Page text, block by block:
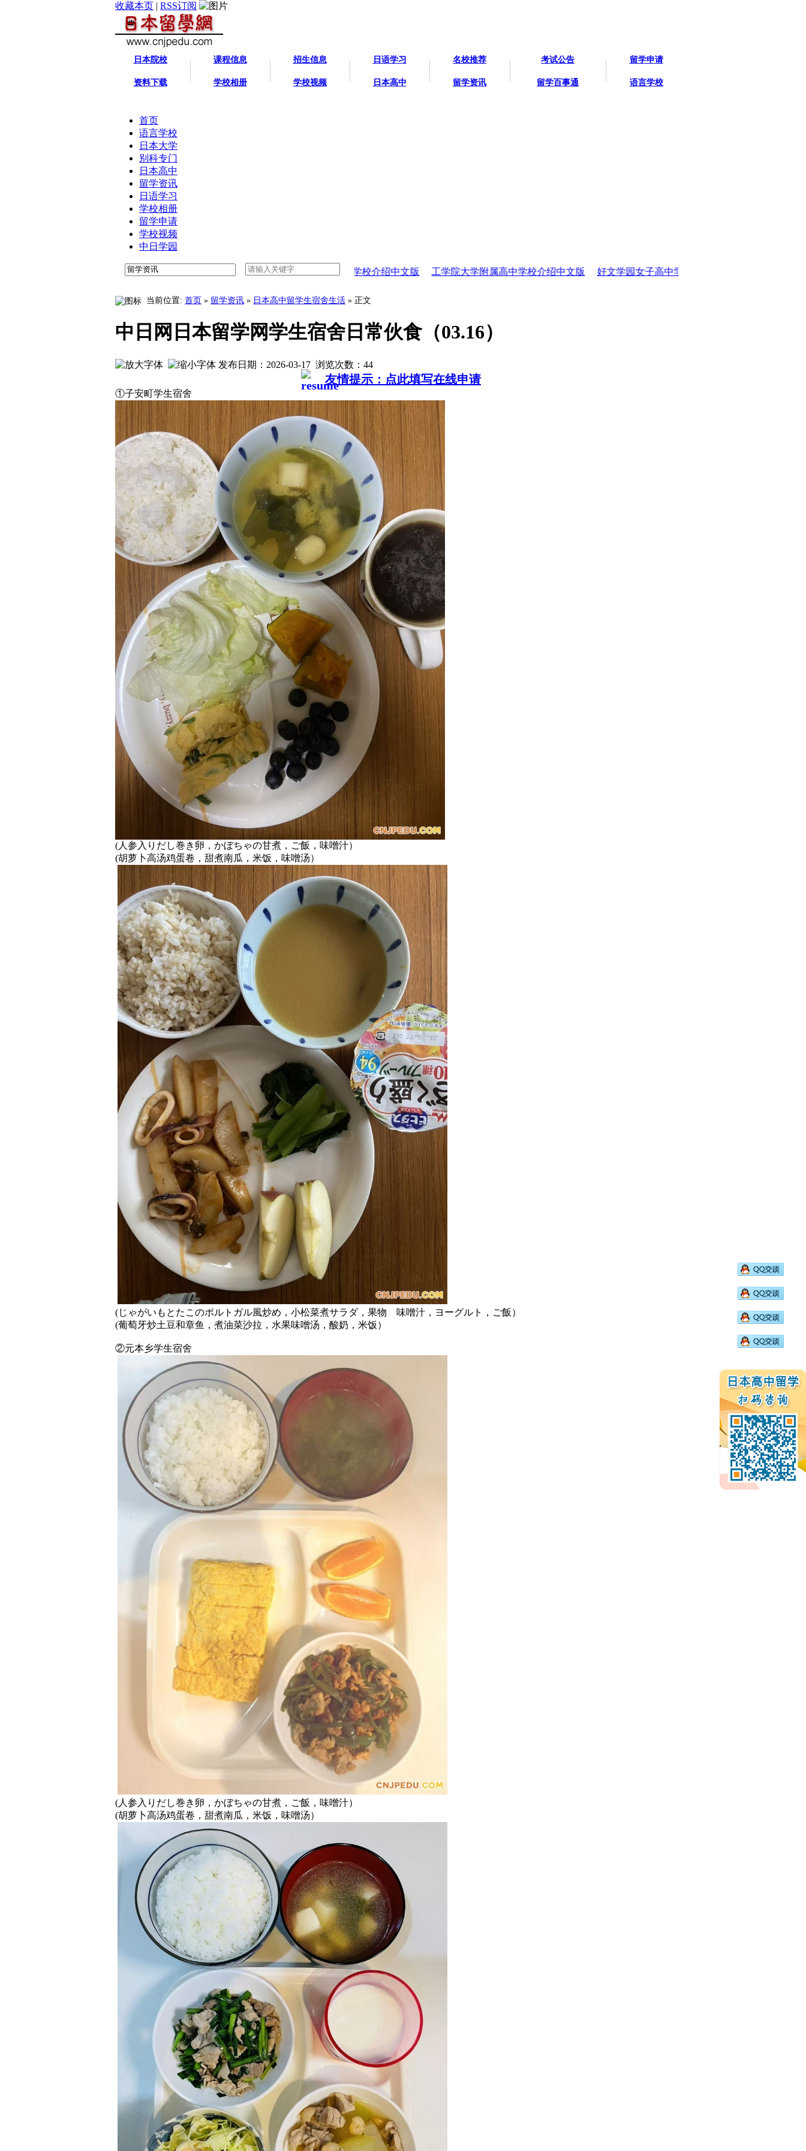
收藏本页 | RSS订阅
日本院校 课程信息 招生信息 日语学习 名校推荐 考试公告 留学申请
资料下载 学校相册 学校视频 日本高中 留学资讯 留学百事通 语言学校
首页
语言学校
日本大学
别科专门
日本高中
留学资讯
日语学习
学校相册
留学申请
学校视频
中日学园
八王子学园八王子高中学校介绍中文版 工学院大学附属高中学校介绍中文版 好文学园女子高中学校介绍中文版 池田学园池田高中学校介绍中
当前位置: 首页 » 留学资讯 » 日本高中留学生宿舍生活 » 正文
中日网日本留学网学生宿舍日常伙食（03.16）
发布日期：2026-03-17 浏览次数： 44
友情提示：点此填写在线申请
①子安町学生宿舍
(人参入りだし巻き卵，かぼちゃの甘煮，ご飯，味噌汁）
(胡萝卜高汤鸡蛋卷，甜煮南瓜，米饭，味噌汤）
(じゃがいもとたこのポルトガル風炒め，小松菜煮サラダ，果物 味噌汁，ヨーグルト，ご飯）
(葡萄牙炒土豆和章鱼，煮油菜沙拉，水果味噌汤，酸奶，米饭）
②元本乡学生宿舍
(人参入りだし巻き卵，かぼちゃの甘煮，ご飯，味噌汁）
(胡萝卜高汤鸡蛋卷，甜煮南瓜，米饭，味噌汤）